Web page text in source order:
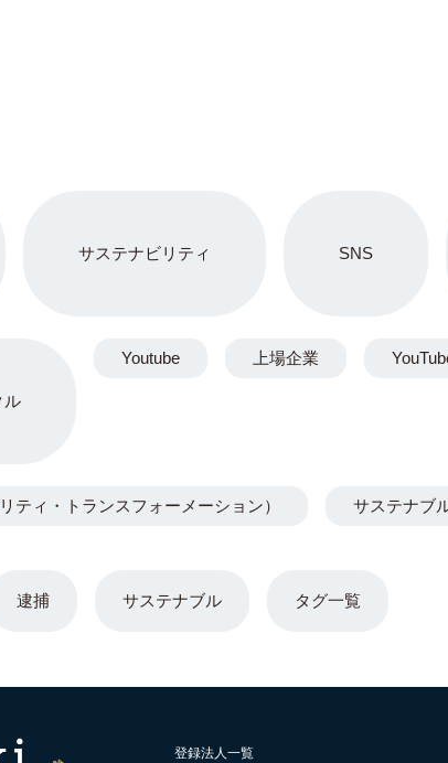
サステナビリティ SNS
ル
逮捕 サステナブル
Youtube 上場企業
ティ・トランスフォーメーション） サステナブ
タグ一覧
登録法人一覧